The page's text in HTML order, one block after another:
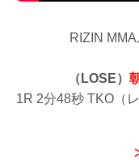
RIZIN
（LOSE）
1R 2分48秒 TKO（